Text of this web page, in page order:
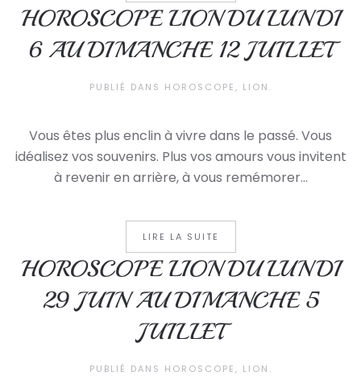
HOROSCOPE LION DU LUNDI
6 AU DIMANCHE 12 JUILLET
PUBLIÉ DANS HOROSCOPE, LION .
Vous êtes plus enclin à vivre dans le passé. Vous
idéalisez vos souvenirs. Plus vos amours vous invitent
à revenir en arrière, à vous remémorer...
LIRE LA SUITE
HOROSCOPE LION DU LUNDI
29 JUIN AU DIMANCHE 5
JUILLET
PUBLIÉ DANS HOROSCOPE, LION .